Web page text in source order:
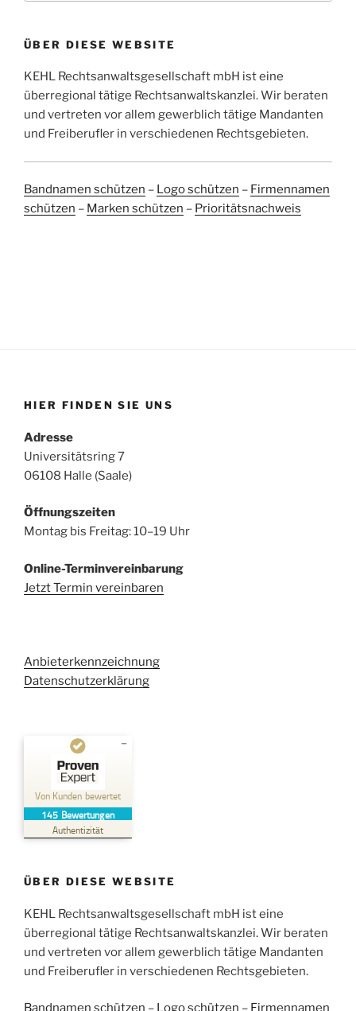
ÜBER DIESE WEBSITE
KEHL Rechtsanwaltsgesellschaft mbH ist eine
überregional tätige Rechtsanwaltskanzlei. Wir beraten
und vertreten vor allem gewerblich tätige Mandanten
und Freiberufler in verschiedenen Rechtsgebieten.
Bandnamen schützen – Logo schützen – Firmennamen
schützen – Marken schützen – Prioritätsnachweis
HIER FINDEN SIE UNS
Adresse
Universitätsring 7
06108 Halle (Saale)
Öffnungszeiten
Montag bis Freitag: 10–19 Uhr
Online-Terminvereinbarung
Jetzt Termin vereinbaren
Anbieterkennzeichnung
Datenschutzerklärung
Von Kunden bewertet
145 Bewertungen
Authentizität
Kundenbewertungen und Erfahrungen zu
Kehl Rechtsanwaltsgesellschaft mbH
SEHR GUT
Bewertungen auf
ProvenExpert.com
Bewertungen von
2
anderen Quellen
Blick aufs ProvenExpert-Profil werfen
ÜBER DIESE WEBSITE
KEHL Rechtsanwaltsgesellschaft mbH ist eine
überregional tätige Rechtsanwaltskanzlei. Wir beraten
und vertreten vor allem gewerblich tätige Mandanten
und Freiberufler in verschiedenen Rechtsgebieten.
Bandnamen schützen – Logo schützen – Firmennamen